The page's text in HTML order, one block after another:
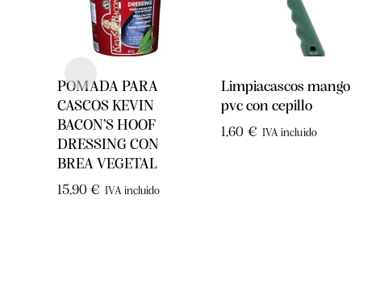
POMADA PARA
CASCOS KEVIN
BACON’S HOOF
DRESSING CON
BREA VEGETAL
15,90€ IVA incluido
Limpiacascos mango
pvc con cepillo
1,60 € IVA incluido